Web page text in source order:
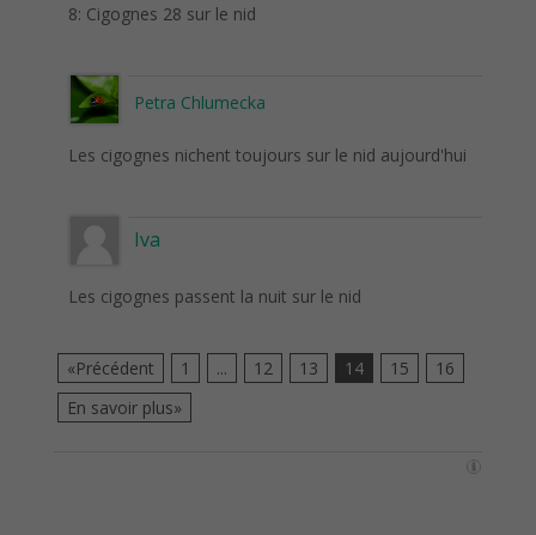
8: Cigognes 28 sur le nid
Petra Chlumecka
Les cigognes nichent toujours sur le nid aujourd'hui
Iva
Les cigognes passent la nuit sur le nid
«Précédent 1 ... 12 13 14 15
16
En savoir plus»